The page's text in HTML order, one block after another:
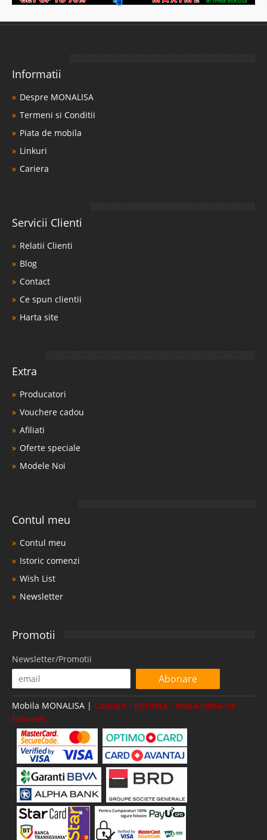
Informatii
Despre MONALISA
Termeni si Conditii
Piata de mobila
Linkuri
Cariera
Servicii Clienti
Relatii Clienti
Blog
Contact
Ce spun clientii
Harta site
Extra
Producatori
Vouchere cadou
Afiliati
Oferte speciale
Modele Noi
Contul meu
Contul meu
Istoric comenzi
Wish List
Newsletter
Promotii
Newsletter/Promotii
Abonare
Mobila MONALISA | Cautare - Eticheta - masa-cafea-cu-
tabureti